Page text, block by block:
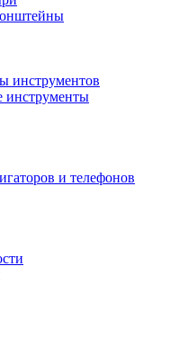
инструментов
инструменты
и телефонов